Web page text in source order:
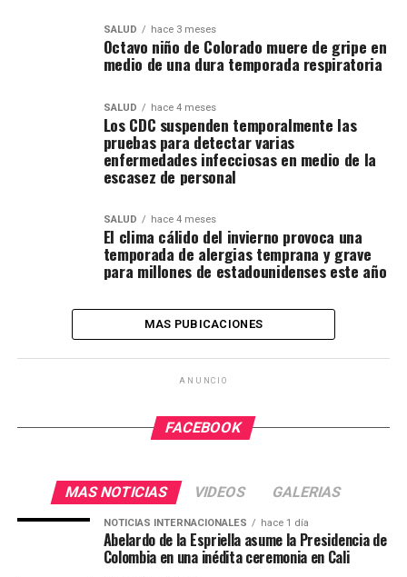
SALUD hace 3 meses
Octavo niño de Colorado muere de gripe en
medio de una dura temporada respiratoria
SALUD hace 4 meses
Los CDC suspenden temporalmente las
pruebas para detectar varias
enfermedades infecciosas en medio de la
escasez de personal
SALUD hace 4 meses
El clima cálido del invierno provoca una
temporada de alergias temprana y grave
para millones de estadounidenses este año
MAS PUBICACIONES
ANUNCIO
FACEBOOK
MAS NOTICIAS VIDEOS GALERIAS
NOTICIAS INTERNACIONALES hace 1 día
Abelardo de la Espriella asume la Presidencia de
Colombia en una inédita ceremonia en Cali